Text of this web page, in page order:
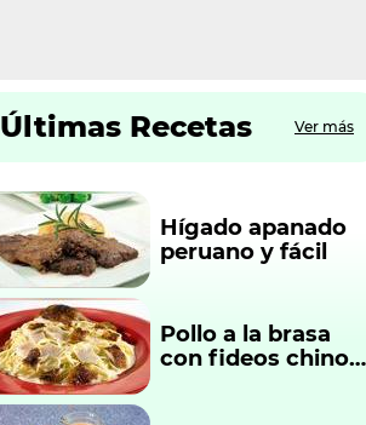
Últimas Recetas Ver más
Hígado apanado
peruano y fácil
Pollo a la brasa
con fideos chinos